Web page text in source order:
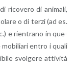
ri­co­ve­ro di ani­ma­li,
o di terzi (ad es.
e rien­tra­no in que­
mo­bi­lia­ri entro i quali
svol­ge­re at­ti­vi­tà